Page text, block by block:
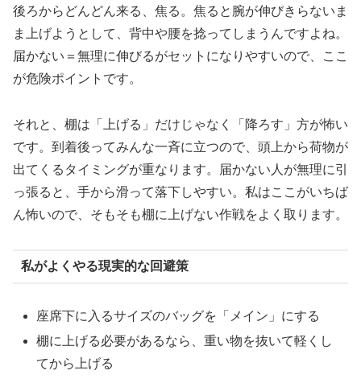
後ろからどんどん来る、焦る。焦ると腕が伸びきらないま
ま上げようとして、背中や腰を捻ってしまうんですよね。
届かない＝無理に伸びるがセットになりやすいので、ここ
が危険ポイントです。
それと、棚は「上げる」だけじゃなく「降ろす」方が怖い
です。到着後ってみんな一斉に立つので、頭上から荷物が
出てくるタイミングが重なります。届かない人が無理に引
っ張ると、手から滑って落下しやすい。私はここがいちば
ん怖いので、そもそも棚に上げない作戦をよく取ります。
私がよくやる現実的な回避策
座席下に入るサイズのバッグを「メイン」にする
棚に上げる必要があるなら、重い物を抜いて軽くし
てから上げる